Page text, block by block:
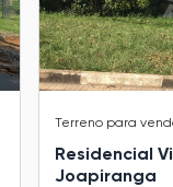
Terreno para
Residencial
Joapiranga